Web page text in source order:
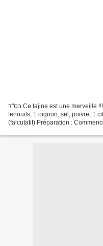
בס"ד Ce tajine est une merveille !!! Ingrédients : Cuisses de poulet, 2
fenouils, 1 oignon, sel, poivre, 1
(falcutatif) Préparation :